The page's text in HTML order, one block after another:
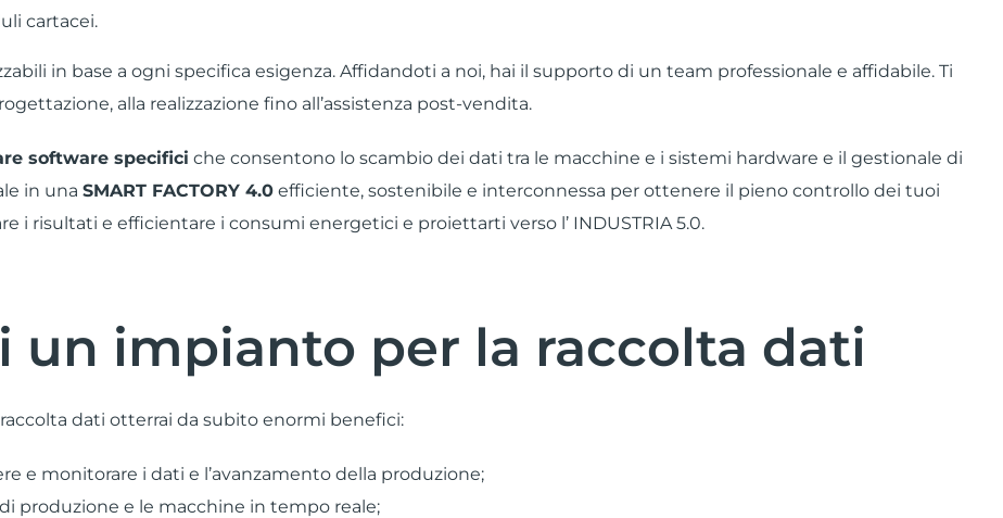
cartacei.
in base a ogni specifica esigenza. Affidandoti a noi, hai il supporto di un team professionale e affidabile. Ti
alla realizzazione fino all’assistenza post-vendita.
software specifici che consentono lo scambio dei dati tra le macchine e i sistemi hardware e il gestionale di
in una SMART FACTORY 4.0efficiente, sostenibile e interconnessa per ottenere il pieno controllo dei tuoi
i risultati e efficientare i consumi energetici e proiettarti verso l’ INDUSTRIA 5.0.
un impianto per la raccolta dati
dati otterrai da subito enormi benefici:
e monitorare i dati e l’avanzamento della produzione;
produzione e le macchine in tempo reale;